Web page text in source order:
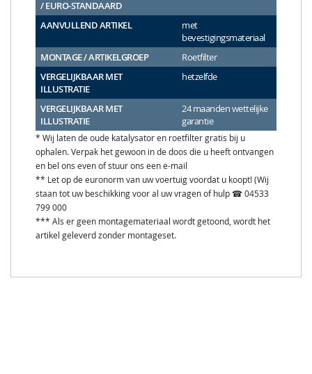
/ EURO-STANDAARD
AANVULLEND ARTIKEL
met
bevestigingsmateriaal
MONTAGE / ARTIKELGROEP
Roetfilter
VERGELIJKBAAR MET
ILLUSTRATIE
hetzelfde
VERGELIJKBAAR MET
ILLUSTRATIE
24 maanden wettelijke
garantie
* Wij laten de oude katalysator en roetfilter gratis bij u
ophalen. Verpak het gewoon in de doos die u heeft ontvangen
en bel ons even of stuur ons een e-mail
** Let op de euronorm van uw voertuig voordat u koopt! (Wij
staan tot uw beschikking voor al uw vragen of hulp ☎ 04533
799 000
*** Als er geen montagemateriaal wordt getoond, wordt het
artikel geleverd zonder montageset.